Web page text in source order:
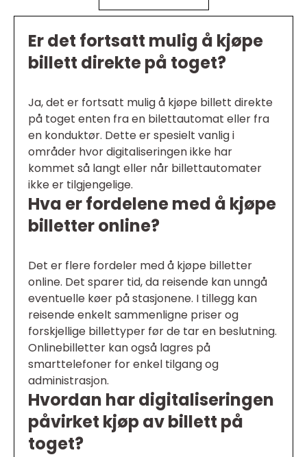
Er det fortsatt mulig å kjøpe
billett direkte på toget?
Ja, det er fortsatt mulig å kjøpe billett direkte
på toget enten fra en bilettautomat eller fra
en konduktør. Dette er spesielt vanlig i
områder hvor digitaliseringen ikke har
kommet så langt eller når billettautomater
ikke er tilgjengelige.
Hva er fordelene med å kjøpe
billetter online?
Det er flere fordeler med å kjøpe billetter
online. Det sparer tid, da reisende kan unngå
eventuelle køer på stasjonene. I tillegg kan
reisende enkelt sammenligne priser og
forskjellige billettyper før de tar en beslutning.
Onlinebilletter kan også lagres på
smarttelefoner for enkel tilgang og
administrasjon.
Hvordan har digitaliseringen
påvirket kjøp av billett på
toget?